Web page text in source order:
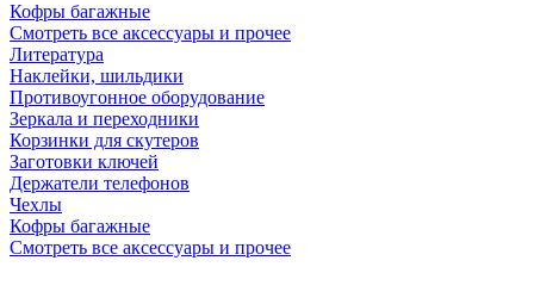
Кофры багажные
Смотреть все аксессуары и прочее
Литература
Наклейки, шильдики
Противоугонное оборудование
Зеркала и переходники
Корзинки для скутеров
Заготовки ключей
Держатели телефонов
Чехлы
Кофры багажные
Смотреть все аксессуары и прочее